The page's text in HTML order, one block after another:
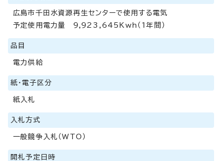
広島市千田水資源再生センターで使用する電気
予定使用電力量 9,923,645Kwh（1年間）
品目
電力供給
紙・電子区分
紙入札
入札方式
一般競争入札（WTO）
開札予定日時